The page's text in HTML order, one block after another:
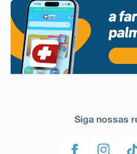
Siga nossas